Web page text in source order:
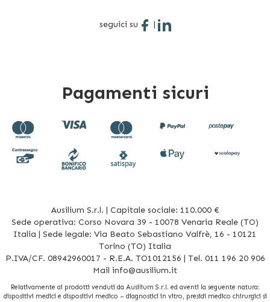
seguici su |
Pagamenti sicuri
Ausilium S.r.l. | Capitale sociale: 110.000 €
Sede operativa: Corso Novara 39 - 10078 Venaria Reale (TO)
Italia | Sede legale: Via Beato Sebastiano Valfrè, 16 - 10121
Torino (TO) Italia
P.IVA/CF. 08942960017 - R.E.A. TO1012156 | Tel. 011 196 20 906
Mail info@ausilium.it
Relativamente ai prodotti venduti da Ausilium S.r.l. ed aventi la seguente natura:
dispositivi medici e dispositivi medico – diagnostici in vitro, presidi medico chirurgici si